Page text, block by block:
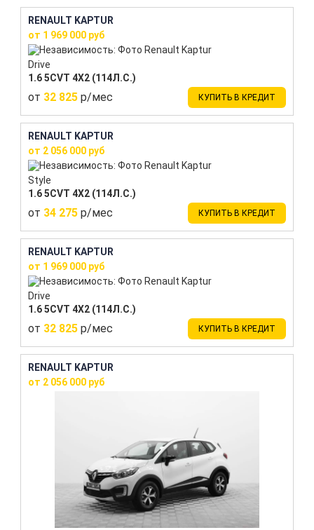
RENAULT KAPTUR
от 1 969 000 руб
Drive
1.6 5CVT 4X2 (114Л.С.)
от 32 825 р/мес КУПИТЬ В КРЕДИТ
RENAULT KAPTUR
от 2 056 000 руб
Style
1.6 5CVT 4X2 (114Л.С.)
от 34 275 р/мес КУПИТЬ В КРЕДИТ
RENAULT KAPTUR
от 1 969 000 руб
Drive
1.6 5CVT 4X2 (114Л.С.)
от 32 825 р/мес КУПИТЬ В КРЕДИТ
RENAULT KAPTUR
от 2 056 000 руб